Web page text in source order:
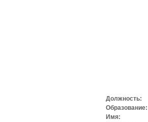
Должность:
Образование:
Имя: